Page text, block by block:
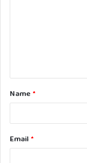
t
*Name *
Email *